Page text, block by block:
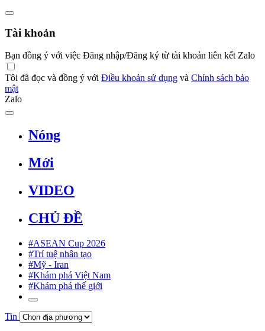
Tài khoản
Bạn đồng ý với việc Đăng nhập/Đăng ký từ tài khoản liên kết Zalo
Tôi đã đọc và đồng ý với Điều khoản sử dụng và Chính sách bảo
mật
Zalo
Nóng
Mới
VIDEO
CHỦ ĐỀ
#ASEAN Cup 2026
#Trí tuệ nhân tạo
#Mỹ - Iran
#Khám phá Việt Nam
#Khám phá thế giới
Tin